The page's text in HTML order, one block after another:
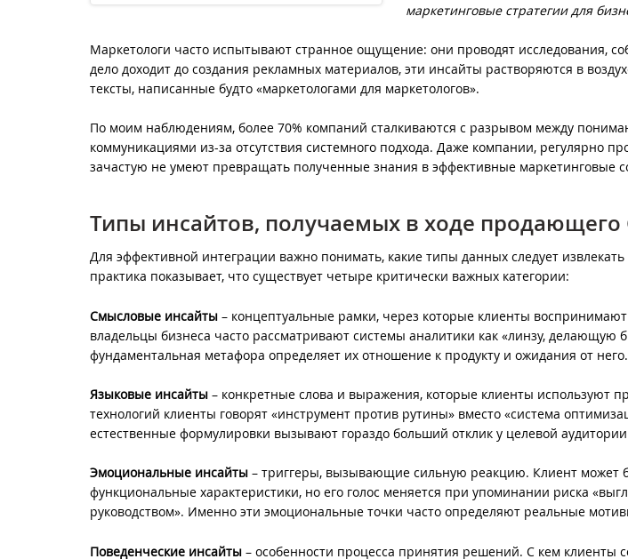
маркетинговые стратегии для
Маркетологи часто испытывают странное ощущение: они проводят исследования,
дело доходит до создания рекламных материалов, эти инсайты растворяются в
тексты, написанные будто «маркетологами для маркетологов».
По моим наблюдениям, более 70% компаний сталкиваются с разрывом между
коммуникациями из-за отсутствия системного подхода. Даже компании, регулярно
зачастую не умеют превращать полученные знания в эффективные маркетинговые
Типы инсайтов, получаемых в ходе продающего
Для эффективной интеграции важно понимать, какие типы данных следует
практика показывает, что существует четыре критически важных категории:
Смысловые инсайты – концептуальные рамки, через которые клиенты
владельцы бизнеса часто рассматривают системы аналитики как «линзу, делающую
фундаментальная метафора определяет их отношение к продукту и ожидания от него.
Языковые инсайты – конкретные слова и выражения, которые клиенты используют
технологий клиенты говорят «инструмент против рутины» вместо «система
естественные формулировки вызывают гораздо больший отклик у целевой
Эмоциональные инсайты – триггеры, вызывающие сильную реакцию. Клиент может
функциональные характеристики, но его голос меняется при упоминании риска
руководством». Именно эти эмоциональные точки часто определяют реальные
Поведенческие инсайты – особенности процесса принятия решений. С кем клиенты